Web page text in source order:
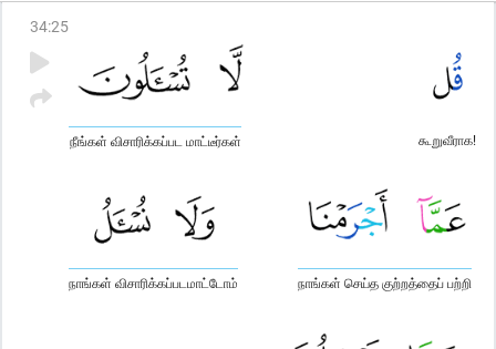
34:25
கூறுவீராக!
நீங்கள் விசாரிக்கப்பட மாட்டீர்கள்
நாங்கள் செய்த குற்றத்தைப் பற்றி
நாங்கள் விசாரிக்கப்படமாட்டோம்